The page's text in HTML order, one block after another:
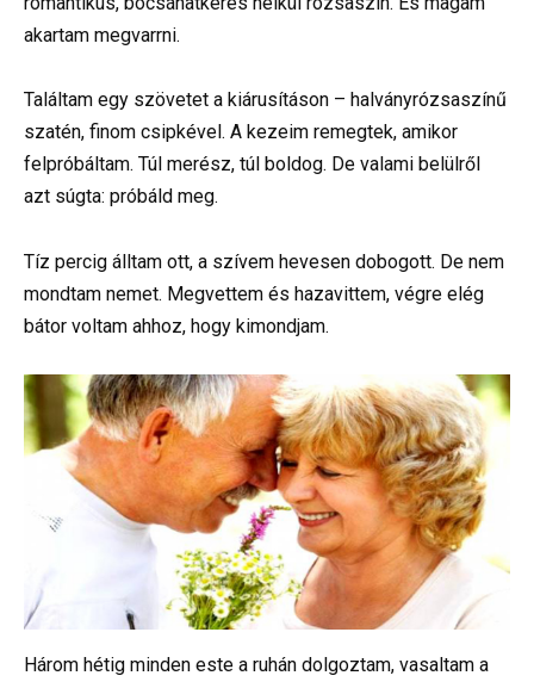
akartam megvarrni.
Találtam egy szövetet a kiárusításon – halványrózsaszínű
szatén, finom csipkével. A kezeim remegtek, amikor
felpróbáltam. Túl merész, túl boldog. De valami belülről
azt súgta: próbáld meg.
Tíz percig álltam ott, a szívem hevesen dobogott. De nem
mondtam nemet. Megvettem és hazavittem, végre elég
bátor voltam ahhoz, hogy kimondjam.
Három hétig minden este a ruhán dolgoztam, vasaltam a